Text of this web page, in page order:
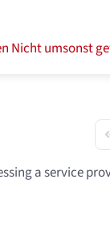
Nicht umsonst
a service